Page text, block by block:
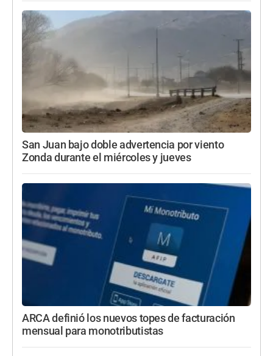
San Juan bajo doble advertencia por viento
Zonda durante el miércoles y jueves
ARCA definió los nuevos topes de facturación
mensual para monotributistas